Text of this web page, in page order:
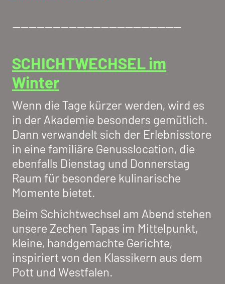
------------------------------------------
SCHICHTWECHSEL im
Winter
Wenn die Tage kürzer werden, wird es
in der Akademie besonders gemütlich.
Dann verwandelt sich der Erlebnisstore
in eine familiäre Genusslocation, die
ebenfalls Dienstag und Donnerstag
Raum für besondere kulinarische
Momente bietet.
Beim Schichtwechsel am Abend stehen
unsere Zechen Tapas im Mittelpunkt,
kleine, handgemachte Gerichte,
inspiriert von den Klassikern aus dem
Pott und Westfalen.